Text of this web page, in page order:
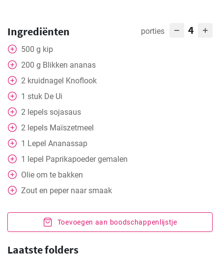
Ingrediënten porties 4
500 g kip
200 g Blikken ananas
2 kruidnagel Knoflook
1 stuk De Ui
2 lepels sojasaus
2 lepels Maïszetmeel
1 Lepel Ananassap
1 lepel Paprikapoeder gemalen
Olie om te bakken
Zout en peper naar smaak
Toevoegen aan boodschappenlijstje
Laatste folders